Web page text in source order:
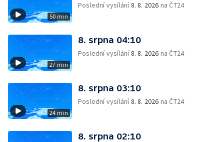
50 min
Poslední vysílání8. 8. 2026 na ČT24
27 min
8. srpna 04:10
Poslední vysílání8. 8. 2026 na ČT24
24 min
8. srpna 03:10
Poslední vysílání8. 8. 2026 na ČT24
8. srpna 02:10